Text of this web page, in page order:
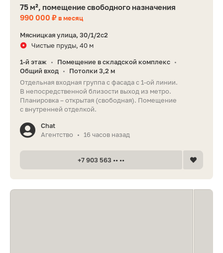
75 м², помещение свободного назначения
990 000 ₽в месяц
Мясницкая улица, 30/1/2с2
Чистые пруды, 40 м
1-й этаж • Помещение в складской комплекс •
Общий вход •
Потолки 3,2 м
Отдельная входная группа с фасада с 1-ой линии.
В непосредственной близости выход из метро.
Планировка – открытая (свободная). Помещение
с внутренней отделкой.
Chat
Агентство
• 16 часов назад
+7 903 563 •• ••